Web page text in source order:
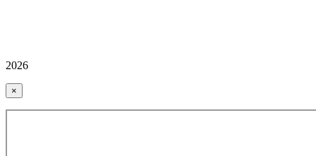
2026
×